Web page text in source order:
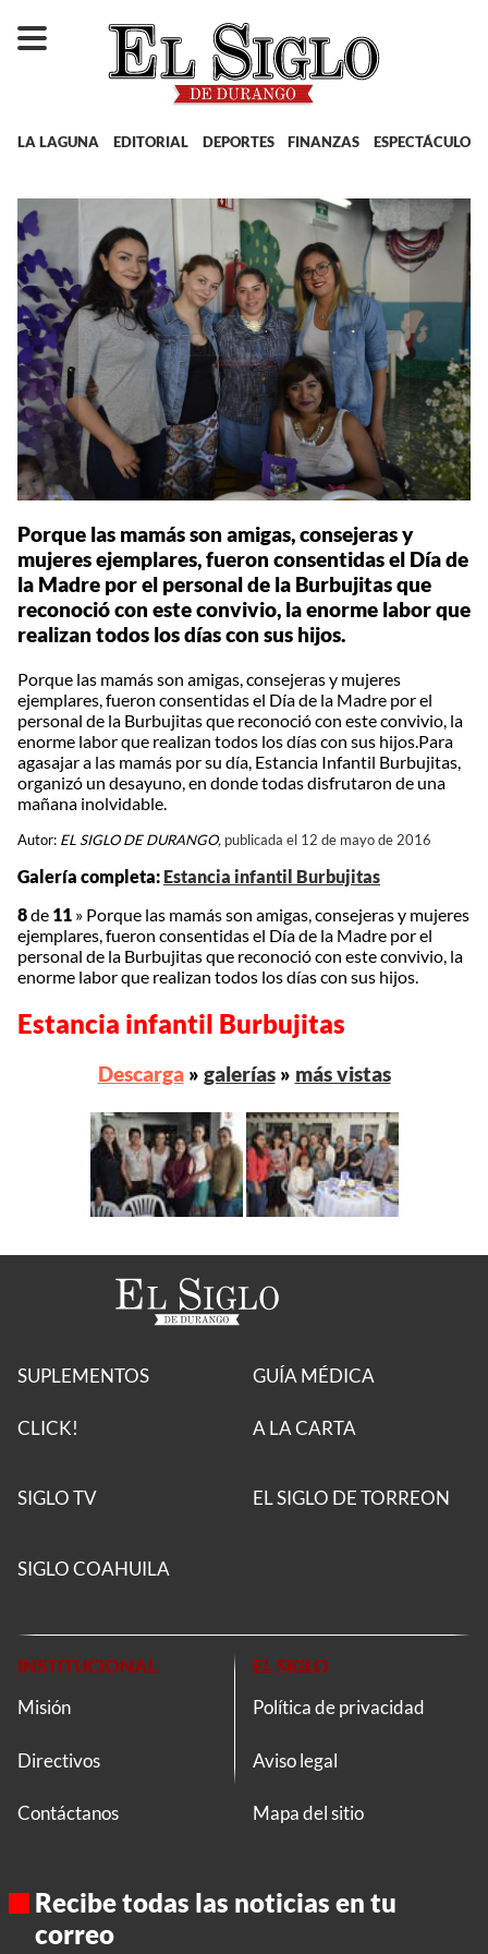
LA LAGUNA EDITORIAL DEPORTES FINANZAS ESPECTÁCULOS
Porque las mamás son amigas, consejeras y
mujeres ejemplares, fueron consentidas el Día de
la Madre por el personal de la Burbujitas que
reconoció con este convivio, la enorme labor que
realizan todos los días con sus hijos.
Porque las mamás son amigas, consejeras y mujeres
ejemplares, fueron consentidas el Día de la Madre por el
personal de la Burbujitas que reconoció con este convivio, la
enorme labor que realizan todos los días con sus hijos.Para
agasajar a las mamás por su día, Estancia Infantil Burbujitas,
organizó un desayuno, en donde todas disfrutaron de una
mañana inolvidable.
Autor: EL SIGLO DE DURANGO, publicada el 12 de mayo de 2016
Galería completa: Estancia infantil Burbujitas
8de 11 » Porque las mamás son amigas, consejeras y mujeres
ejemplares, fueron consentidas el Día de la Madre por el
personal de la Burbujitas que reconoció con este convivio, la
enorme labor que realizan todos los días con sus hijos.
Estancia infantil Burbujitas
Descarga» galerías» más vistas
SUPLEMENTOS
CLICK!
GUÍA MÉDICA
A LA CARTA
SIGLO TV EL SIGLO DE TORREON
SIGLO COAHUILA
INSTITUCIONAL
Misión
Directivos
Contáctanos
EL SIGLO
Política de privacidad
Aviso legal
Mapa del sitio
Recibe todas las noticias en tu
correo